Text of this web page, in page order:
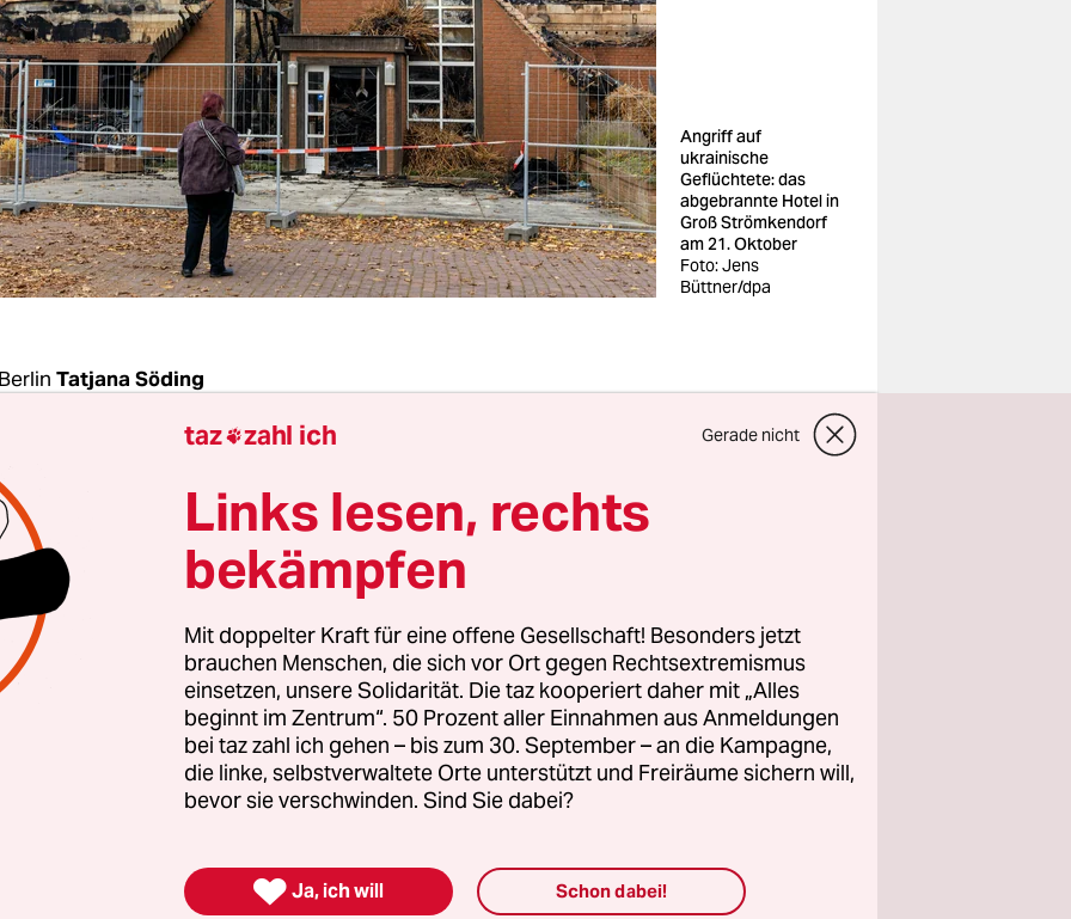
Angriff auf
ukrainische
Geflüchtete: das
abgebrannte Hotel in
Groß Strömkendorf
am 21. Oktober
Foto: Jens
Büttner/dpa
Tatjana Söding
Hoyerswerda wurden vier junge ukrainische Frauen
Jugendlicher rassistisch beschimpft und körperlich
der Mädchen seien leicht verletzt worden. Obwohl der
am vergangenen Freitagabend geschah, wurden Details
Montagabend bekannt.
seien direkt nach der Attacke von der Polizei erfasst
sei aber noch nicht, ob bereits alle Täter erfasst wurden
Motiv sie handelten, so Kay Anders, Pressesprecher
gegenüber der taz. Man habe einen
taz zahl ich Gerade nicht
Links lesen, rechts
bekämpfen
Mit doppelter Kraft für eine offene Gesellschaft! Besonders jetzt
brauchen Menschen, die sich vor Ort gegen Rechtsextremismus
einsetzen, unsere Solidarität. Die taz kooperiert daher mit „Alles
beginnt im Zentrum“. 50 Prozent aller Einnahmen aus Anmeldungen
bei taz zahl ich gehen – bis zum 30. September – an die Kampagne,
die linke, selbstverwaltete Orte unterstützt und Freiräume sichern will,
bevor sie verschwinden. Sind Sie dabei?
 Ja, ich will Schon dabei!